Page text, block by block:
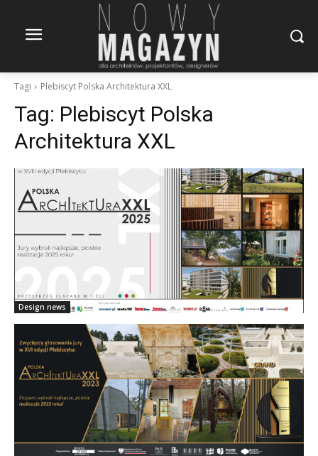
Tagi Plebiscyt Polska Architektura XXL
Tag: Plebiscyt Polska
Architektura XXL
Design news